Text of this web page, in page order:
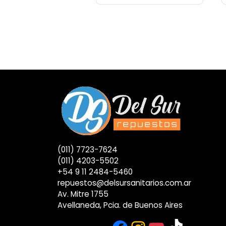
(011) 7723-7624
(011) 4203-5502
+54 9 11 2484-5460
repuestos@delsursanitarios.com.ar
Av. Mitre 1755
Avellaneda, Pcia. de Buenos Aires